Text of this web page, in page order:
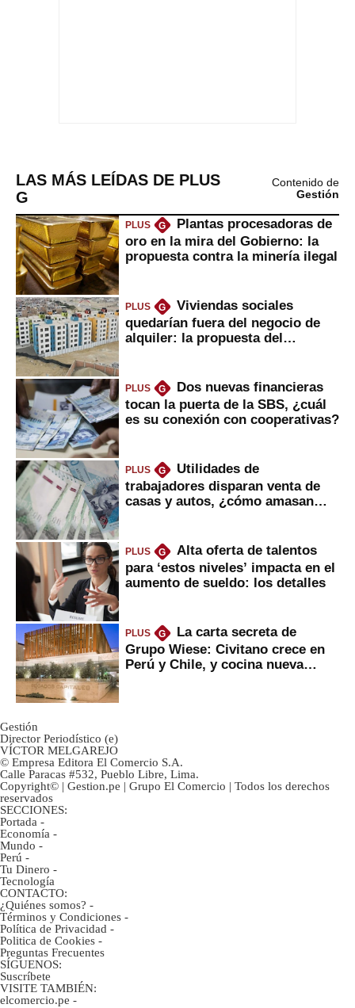
LAS MÁS LEÍDAS DE PLUS
G
Contenido de
Gestión
PLUS G
Plantas procesadoras de
oro en la mira del Gobierno: la
propuesta contra la minería ilegal
PLUS G
Viviendas sociales
quedarían fuera del negocio de
alquiler: la propuesta del
PLUS G
Dos nuevas financieras
tocan la puerta de la SBS, ¿cuál
es su conexión con cooperativas?
PLUS G
Utilidades de
trabajadores disparan venta de
casas y autos, ¿cómo amasan
PLUS G
Alta oferta de talentos
para ‘estos niveles’ impacta en el
aumento de sueldo: los detalles
PLUS G
La carta secreta de
Grupo Wiese: Civitano crece en
Perú y Chile, y cocina nueva
Gestión
Director Periodístico (e)
VÍCTOR MELGAREJO
© Empresa Editora El Comercio S.A.
Calle Paracas #532, Pueblo Libre, Lima.
Copyright© | Gestion.pe | Grupo El Comercio | Todos los derechos
reservados
SECCIONES:
Portada -
Economía -
Mundo -
Perú -
Tu Dinero -
Tecnología
CONTACTO:
¿Quiénes somos? -
Términos y Condiciones -
Política de Privacidad -
Politica de Cookies -
Preguntas Frecuentes
SÍGUENOS:
Suscríbete
VISITE TAMBIÉN:
elcomercio.pe -